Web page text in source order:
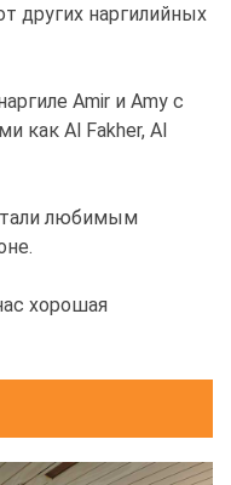
других наргилийных
Amir и Amy с
как Al Fakher, Al
любимым
хорошая